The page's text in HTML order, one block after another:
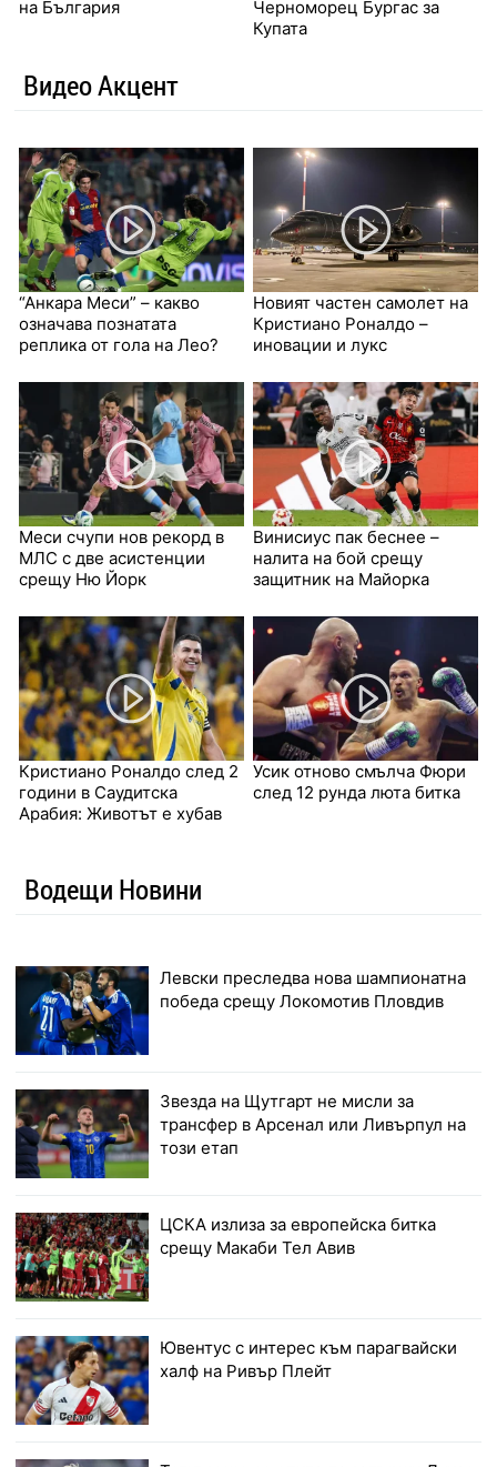
на България
Черноморец Бургас за
Купата
Видео Акцент
“Анкара Меси” – какво
означава познатата
реплика от гола на Лео?
Новият частен самолет на
Кристиано Роналдо –
иновации и лукс
Меси счупи нов рекорд в
МЛС с две асистенции
срещу Ню Йорк
Винисиус пак беснее –
налита на бой срещу
защитник на Майорка
Кристиано Роналдо след 2
години в Саудитска
Арабия: Животът е хубав
Усик отново смълча Фюри
след 12 рунда люта битка
Водещи Новини
Левски преследва нова шампионатна
победа срещу Локомотив Пловдив
Звезда на Щутгарт не мисли за
трансфер в Арсенал или Ливърпул на
този етап
ЦСКА излиза за европейска битка
срещу Макаби Тел Авив
Ювентус с интерес към парагвайски
халф на Ривър Плейт